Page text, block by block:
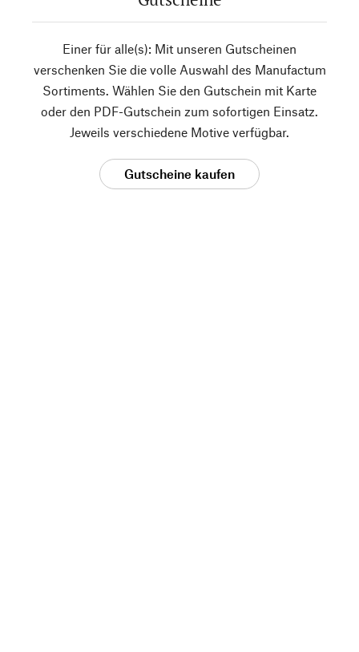
Einer für alle(s): Mit unseren Gutscheinen
verschenken Sie die volle Auswahl des Manufactum
Sortiments. Wählen Sie den Gutschein mit Karte
oder den PDF-Gutschein zum sofortigen Einsatz.
Jeweils verschiedene Motive verfügbar.
Gutscheine kaufen